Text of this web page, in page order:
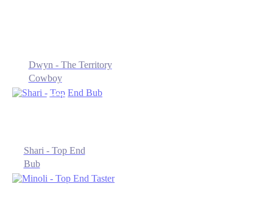
Dwyn - The Territory
Cowboy
Shari - Top End
Bub